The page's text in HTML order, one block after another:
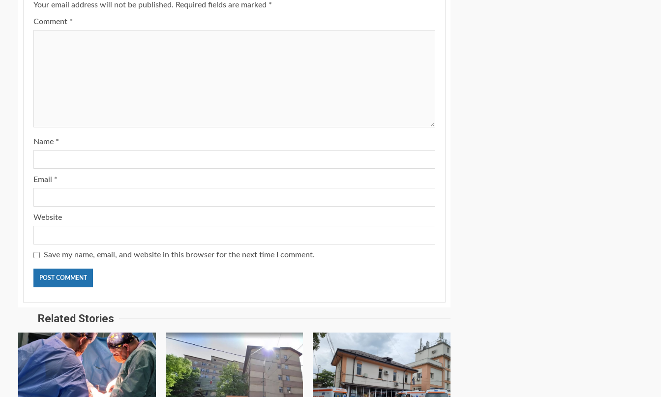
Your email address will not be published. Required fields are marked *
Comment *
Name *
Email *
Website
Save my name, email, and website in this browser for the next time I comment.
Related Stories